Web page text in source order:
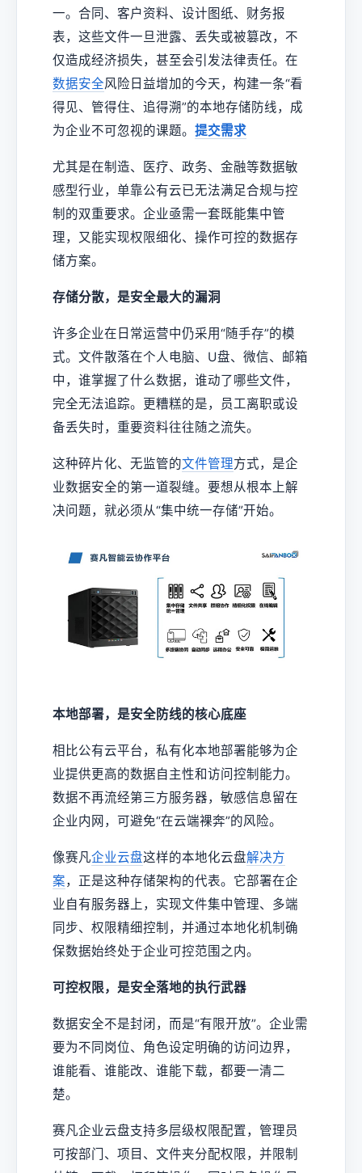
一。合同、客户资料、设计图纸、财务报
表，这些文件一旦泄露、丢失或被篡改，不
仅造成经济损失，甚至会引发法律责任。在
数据安全风险日益增加的今天，构建一条“看
得见、管得住、追得溯”的本地存储防线，成
为企业不可忽视的课题。 提交需求
尤其是在制造、医疗、政务、金融等数据敏
感型行业，单靠公有云已无法满足合规与控
制的双重要求。企业亟需一套既能集中管
理，又能实现权限细化、操作可控的数据存
储方案。
存储分散，是安全最大的漏洞
许多企业在日常运营中仍采用“随手存”的模
式。文件散落在个人电脑、U盘、微信、邮箱
中，谁掌握了什么数据，谁动了哪些文件，
完全无法追踪。更糟糕的是，员工离职或设
备丢失时，重要资料往往随之流失。
这种碎片化、无监管的文件管理方式，是企
业数据安全的第一道裂缝。要想从根本上解
决问题，就必须从“集中统一存储”开始。
本地部署，是安全防线的核心底座
相比公有云平台，私有化本地部署能够为企
业提供更高的数据自主性和访问控制能力。
数据不再流经第三方服务器，敏感信息留在
企业内网，可避免“在云端裸奔”的风险。
像赛凡企业云盘这样的本地化云盘解决方
案，正是这种存储架构的代表。它部署在企
业自有服务器上，实现文件集中管理、多端
同步、权限精细控制，并通过本地化机制确
保数据始终处于企业可控范围之内。
可控权限，是安全落地的执行武器
数据安全不是封闭，而是“有限开放”。企业需
要为不同岗位、角色设定明确的访问边界，
谁能看、谁能改、谁能下载，都要一清二
楚。
赛凡企业云盘支持多层级权限配置，管理员
可按部门、项目、文件夹分配权限，并限制